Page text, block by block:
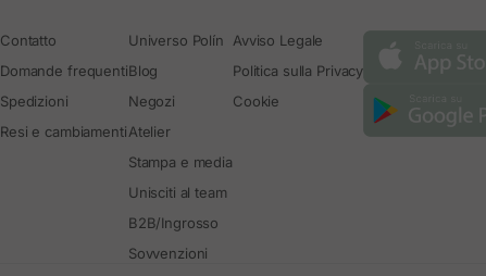
Contatto
Domande frequenti
Spedizioni
Resi e cambiamenti
Universo Polín
Blog
Negozi
Atelier
Stampa e media
Unisciti al team
B2B/Ingrosso
Sovvenzioni
Avviso Legale
Politica sulla Privacy
Cookie